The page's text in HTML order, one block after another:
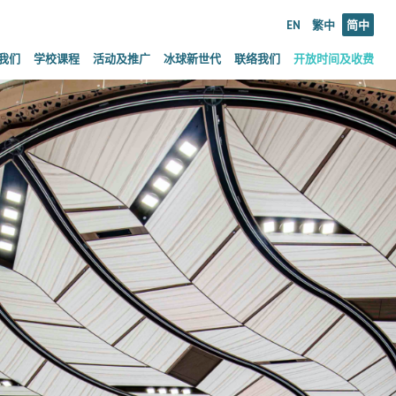
EN 繁中 简中
们 学校课程 活动及推广 冰球新世代 联络我们 开放时间及收费